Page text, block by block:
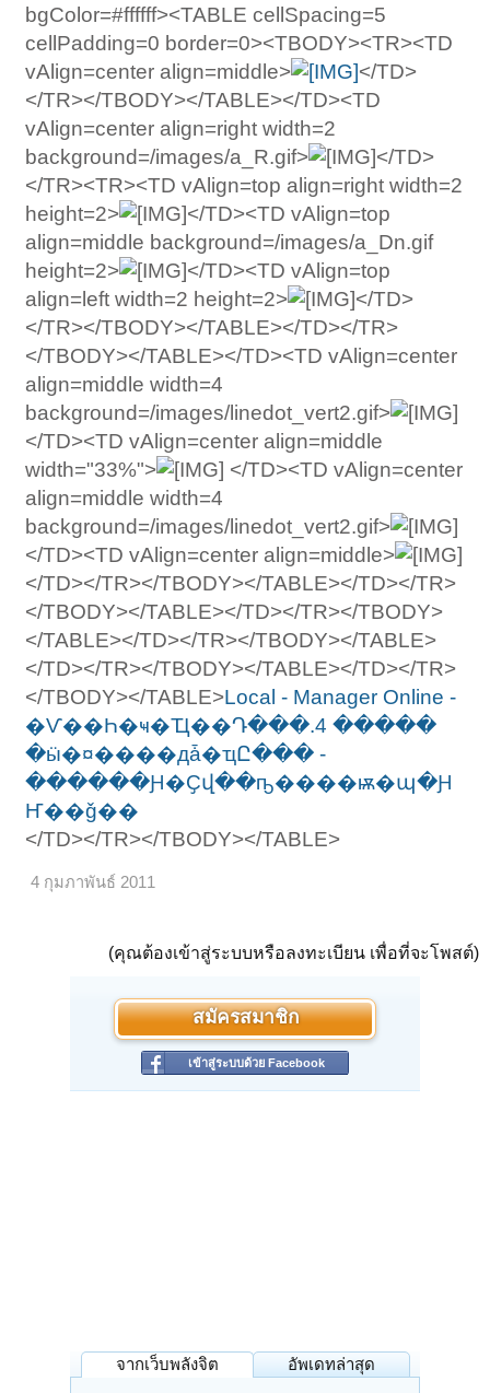
bgColor=#ffffff><TABLE cellSpacing=5
cellPadding=0 border=0><TBODY><TR><TD
vAlign=center align=middle>
</TD>
</TR></TBODY></TABLE></TD><TD
vAlign=center align=right width=2
background=/images/a_R.gif>
</TD>
</TR><TR><TD vAlign=top align=right width=2
height=2>
</TD><TD vAlign=top
align=middle background=/images/a_Dn.gif
height=2>
</TD><TD vAlign=top
align=left width=2 height=2>
</TD>
</TR></TBODY></TABLE></TD></TR>
</TBODY></TABLE></TD><TD vAlign=center
align=middle width=4
background=/images/linedot_vert2.gif>
</TD><TD vAlign=center align=middle
width="33%">
</TD><TD vAlign=center
align=middle width=4
background=/images/linedot_vert2.gif>
</TD><TD vAlign=center align=middle>
</TD></TR></TBODY></TABLE></TD></TR>
</TBODY></TABLE></TD></TR></TBODY>
</TABLE></TD></TR></TBODY></TABLE>
</TD></TR></TBODY></TABLE></TD></TR>
</TBODY></TABLE>Local - Manager Online -
�Ѵ��Һ�ҹ�Ҵ��Դ���.4 �����
�ӹ�¤����дǡ�ҵԸ��� -
������Ԩ�Ҫվ��ҧ����ѭ�պ�Ԩ
Ҥ��ǧ��
</TD></TR></TBODY></TABLE>
4 กุมภาพันธ์ 2011
(คุณต้องเข้าสู่ระบบหรือลงทะเบียน เพื่อที่จะโพสต์)
สมัครสมาชิก
เข้าสู่ระบบด้วย Facebook
จากเว็บพลังจิต อัพเดทล่าสุด